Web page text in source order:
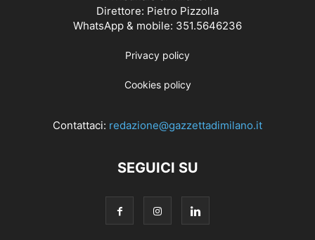
Direttore: Pietro Pizzolla
WhatsApp & mobile: 351.5646236
Privacy policy
Cookies policy
Contattaci: redazione@gazzettadimilano.it
SEGUICI SU